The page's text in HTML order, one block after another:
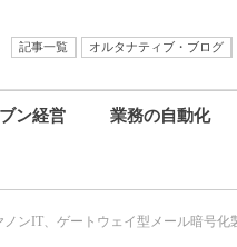
記事一覧 オルタナティブ・ブログ
ン経営 業務の自動化
ノンIT、ゲートウェイ型メール暗号化